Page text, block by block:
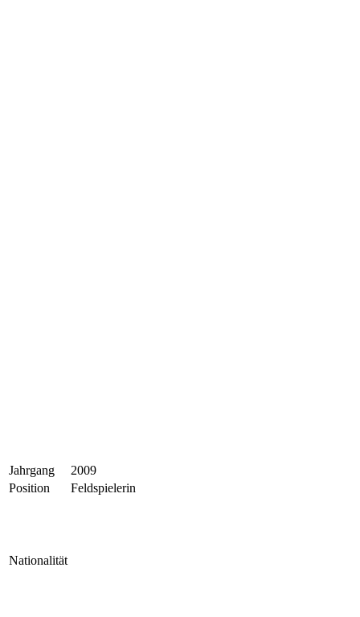
Jahrgang
2009
Position
Feldspielerin
Nationalität